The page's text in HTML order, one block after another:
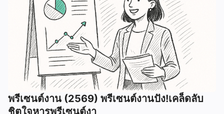
พรีเซนต์งาน (2569) พรีเซนต์งานปัง!เคล็ดลับ
ชิตใจหารพรีเซนต์งา